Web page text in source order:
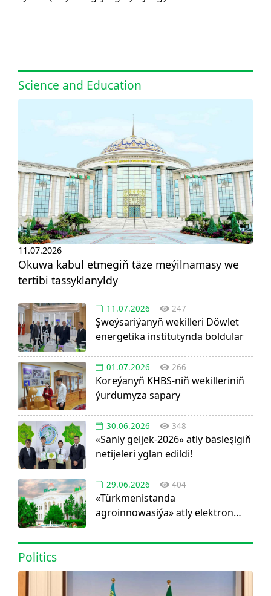
Science and Education
11.07.2026
Okuwa kabul etmegiň täze meýilnamasy we
tertibi tassyklanyldy
11.07.2026 247
Şweýsariýanyň wekilleri Döwlet
energetika institutynda boldular
01.07.2026 266
Koreýanyň KHBS-niň wekilleriniň
ýurdumyza sapary
30.06.2026 348
«Sanly geljek-2026» atly bäsleşigiň
netijeleri yglan edildi!
29.06.2026 404
«Türkmenistanda
agroinnowasiýa» atly elektron
Politics